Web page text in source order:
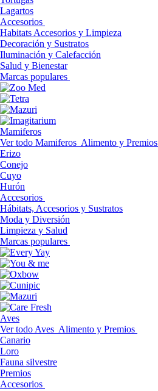
Lagartos
Accesorios
Habitats Accesorios y Limpieza
Decoración y Sustratos
Iluminación y Calefacción
Salud y Bienestar
Marcas populares
Mamiferos
Ver todo Mamiferos Alimento y Premios
Erizo
Conejo
Cuyo
Hurón
Accesorios
Hábitats, Accesorios y Sustratos
Moda y Diversión
Limpieza y Salud
Marcas populares
Aves
Ver todo Aves Alimento y Premios
Canario
Loro
Fauna silvestre
Premios
Accesorios